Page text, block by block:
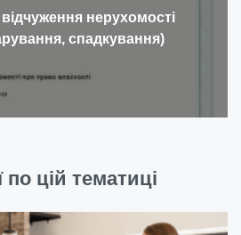
нерухомості
спадкування)
по цій тематиці